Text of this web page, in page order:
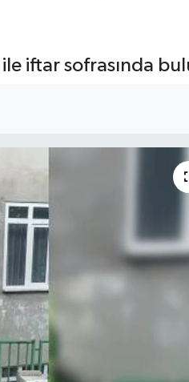
iftar sofrasında